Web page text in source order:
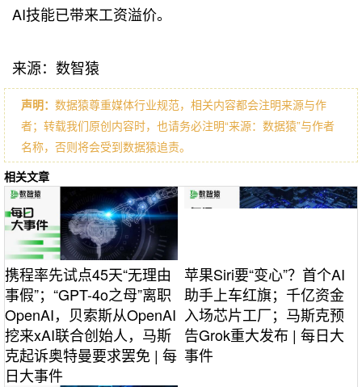
AI技能已带来工资溢价。
来源：数智猿
声明： 数据猿尊重媒体行业规范，相关内容都会注明来源与作
者；转载我们原创内容时，也请务必注明“来源：数据猿”与作者
名称，否则将会受到数据猿追责。
相关文章
携程率先试点45天“无理由
事假”；“GPT-4o之母”离职
OpenAI，贝索斯从OpenAI
挖来xAI联合创始人，马斯
克起诉奥特曼要求罢免 | 每
日大事件
苹果Siri要“变心”？首个AI
助手上车红旗；千亿资金
入场芯片工厂；马斯克预
告Grok重大发布 | 每日大
事件